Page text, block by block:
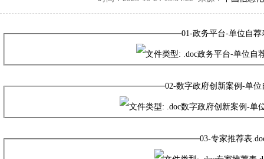
01-政务平台-单位自荐
政务平台-单位自
02-数字政府创新案例-单位
数字政府创新案例-单
03-专家推荐表